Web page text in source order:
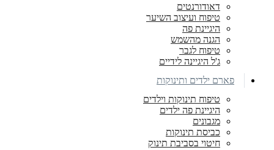
דאודורנטים
טיפוח ועיצוב השיער
היגיינת פה
הגנה מהשמש
טיפוח לגבר
ג'ל היגיינה לידיים
פארם ילדים ותינוקות
טיפוח תינוקות וילדים
היגיינת פה ילדים
מגבונים
כביסת תינוקות
חיטוי בסביבת תינוק